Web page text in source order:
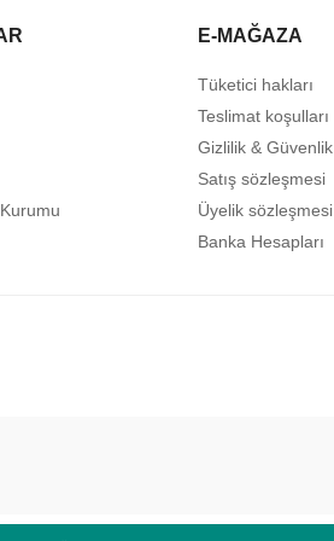
E-MAĞAZA
Tüketici hakları
Teslimat koşulları
Gizlilik & Güvenlik
Satış sözleşmesi
Üyelik sözleşmesi
Banka Hesapları